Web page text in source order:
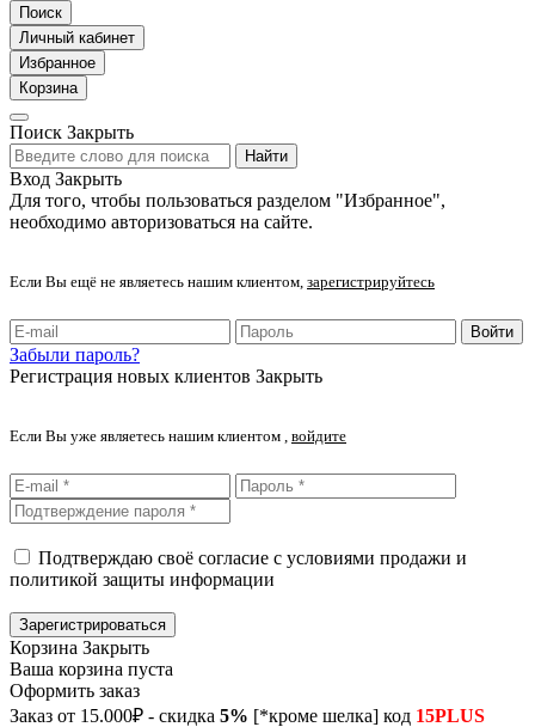
Поиск
Личный кабинет
Избранное
Корзина
Поиск Закрыть
Найти
Вход Закрыть
Для того, чтобы пользоваться разделом "Избранное",
необходимо авторизоваться на сайте.
Если Вы ещё не являетесь нашим клиентом, зарегистрируйтесь
Войти
Забыли пароль?
Регистрация новых клиентов Закрыть
Если Вы уже являетесь нашим клиентом , войдите
Подтверждаю своё согласие с условиями продажи и
политикой защиты информации
Зарегистрироваться
Корзина Закрыть
Ваша корзина пуста
Оформить заказ
Заказ от 15.000₽ - скидка 5% [*кроме шелка] код 15PLUS